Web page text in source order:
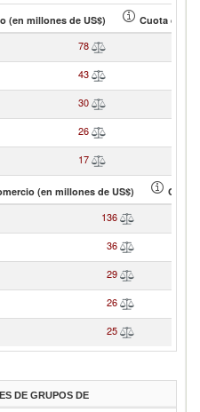
(en millones de US$) Cuota de
78
43
30
26
17
(en millones de US$) Cuota
136
36
29
26
25
DE GRUPOS DE